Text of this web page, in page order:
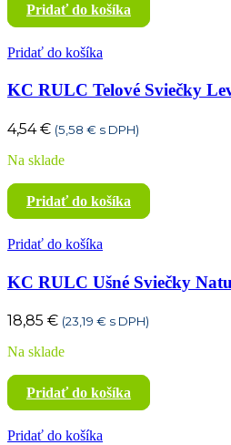
Pridať do košíka
Pridať do košíka
KC RULC Telové Sviečky
4,54€ (5,58 € s DPH)
Na sklade
Pridať do košíka
Pridať do košíka
KC RULC Ušné Sviečky
18,85 € (23,19 € s DPH)
Na sklade
Pridať do košíka
Pridať do košíka